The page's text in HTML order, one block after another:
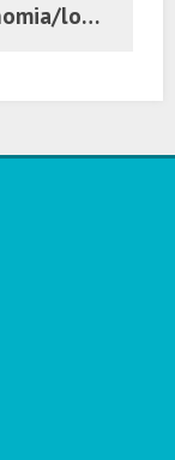
https://www.ambito.com/economia/los-sectores-perdedores-y-ganadores-el-consumo-n6284442